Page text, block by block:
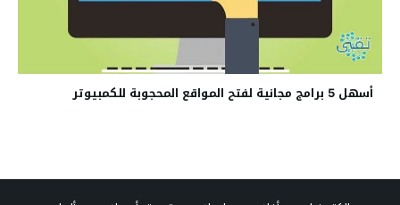
أسهل 5 برامج مجانية لفتح المواقع المحجوبة للكمبيوتر